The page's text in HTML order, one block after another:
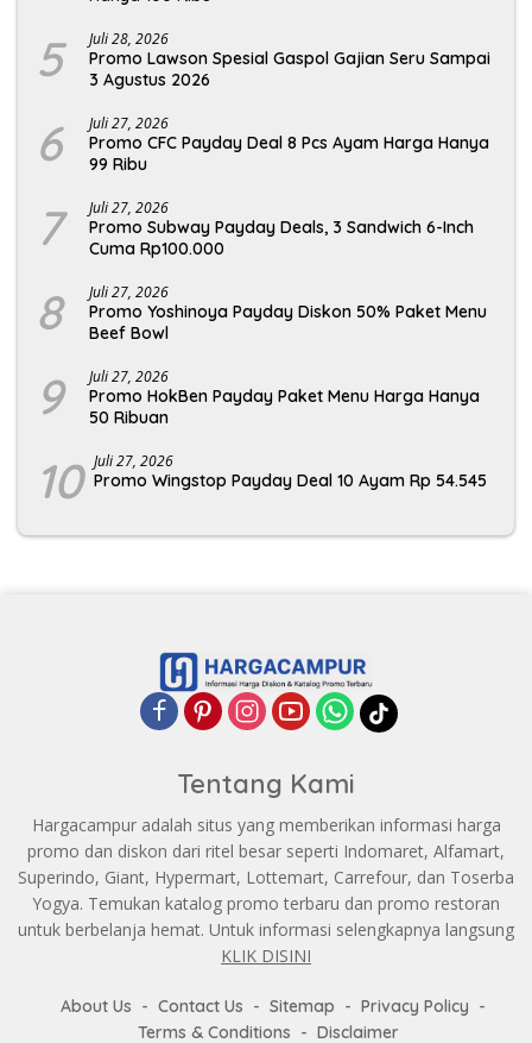
5 Juli 28, 2026
Promo Lawson Spesial Gaspol Gajian Seru Sampai
3 Agustus 2026
6 Juli 27, 2026
Promo CFC Payday Deal 8 Pcs Ayam Harga Hanya
99 Ribu
7 Juli 27, 2026
Promo Subway Payday Deals, 3 Sandwich 6-Inch
Cuma Rp100.000
8 Juli 27, 2026
Promo Yoshinoya Payday Diskon 50% Paket Menu
Beef Bowl
9 Juli 27, 2026
Promo HokBen Payday Paket Menu Harga Hanya
50 Ribuan
10 Juli 27, 2026
Promo Wingstop Payday Deal 10 Ayam Rp 54.545
Tentang Kami
Hargacampur adalah situs yang memberikan informasi harga
promo dan diskon dari ritel besar seperti Indomaret, Alfamart,
Superindo, Giant, Hypermart, Lottemart, Carrefour, dan Toserba
Yogya. Temukan katalog promo terbaru dan promo restoran
untuk berbelanja hemat. Untuk informasi selengkapnya langsung
KLIK DISINI
About Us Contact Us Sitemap
Privacy Policy
Terms & Conditions
Disclaimer